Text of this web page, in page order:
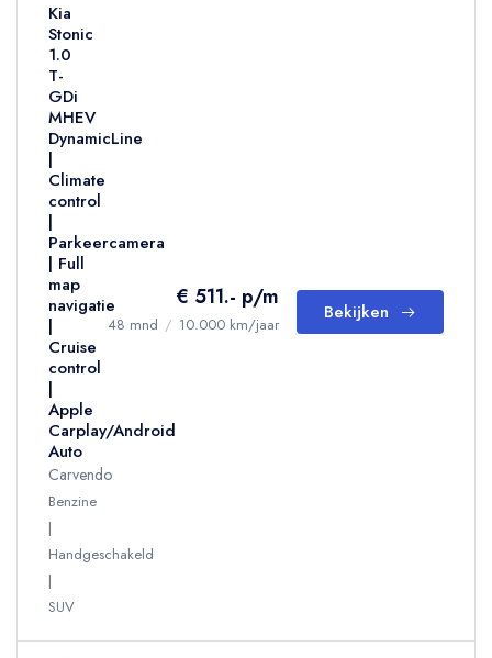
Kia
Stonic
1.0
T-
GDi
MHEV
DynamicLine
|
Climate
control
|
Parkeercamera
| Full
map
navigatie
|
Cruise
control
|
Apple
Carplay/Android
Auto
Carvendo
Benzine
Handgeschakeld
SUV
€ 511.- p/m
48 mnd / 10.000 km/jaar
Bekijken